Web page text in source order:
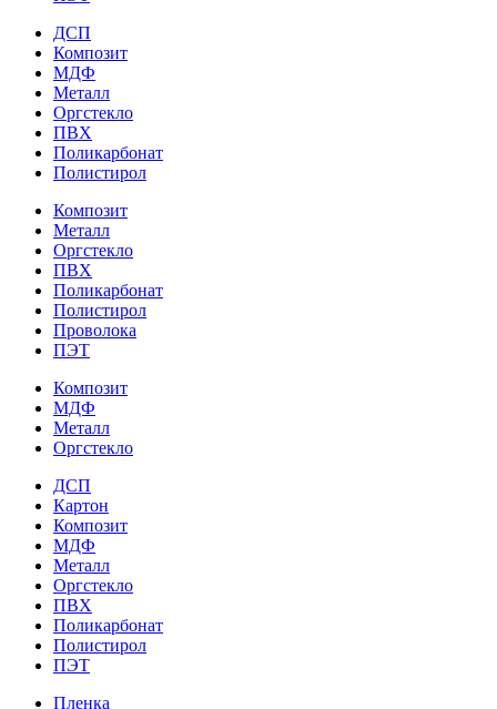
ДСП
Композит
МДФ
Металл
Оргстекло
ПВХ
Поликарбонат
Полистирол
Композит
Металл
Оргстекло
ПВХ
Поликарбонат
Полистирол
Проволока
ПЭТ
Композит
МДФ
Металл
Оргстекло
ДСП
Картон
Композит
МДФ
Металл
Оргстекло
ПВХ
Поликарбонат
Полистирол
ПЭТ
Пленка